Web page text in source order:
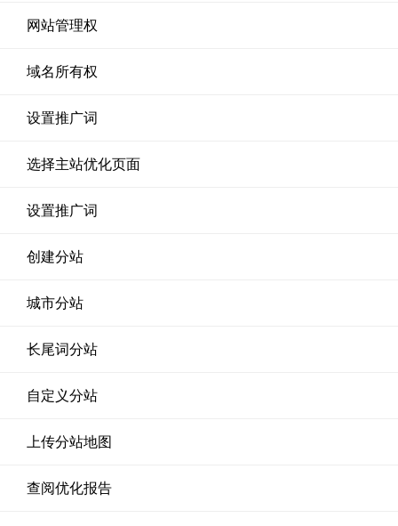
网站管理权
域名所有权
设置推广词
选择主站优化页面
设置推广词
创建分站
城市分站
长尾词分站
自定义分站
上传分站地图
查阅优化报告